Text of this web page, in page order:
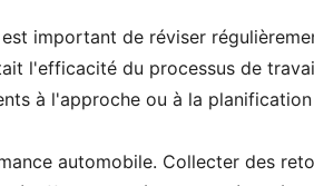
important de réviser
l'efficacité du processus de
à l'approche ou à la
automobile. Collecter des